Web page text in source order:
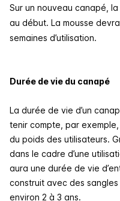
Sur un nouveau canapé,
au début. La mousse
semaines d’utilisation.
Durée de vie du canapé
La durée de vie d’un
tenir compte, par
du poids des utilisateurs.
dans le cadre d’une
aura une durée de vie
construit avec des
environ 2 à 3 ans.